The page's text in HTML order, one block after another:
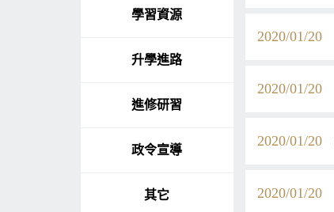
學習資源
升學進路
進修研習
政令宣導
其它
2020/01/20
2020/01/20
2020/01/20
2020/01/20